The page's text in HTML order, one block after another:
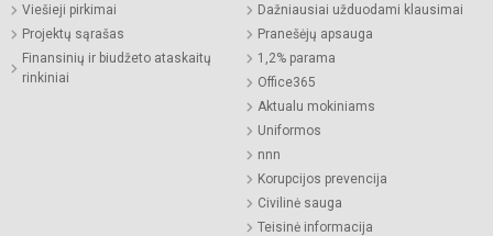
Viešieji pirkimai
Projektų sąrašas
Finansinių ir biudžeto ataskaitų
rinkiniai
Dažniausiai užduodami klausimai
Pranešėjų apsauga
1,2% parama
Office365
Aktualu mokiniams
Uniformos
nnn
Korupcijos prevencija
Civilinė sauga
Teisinė informacija